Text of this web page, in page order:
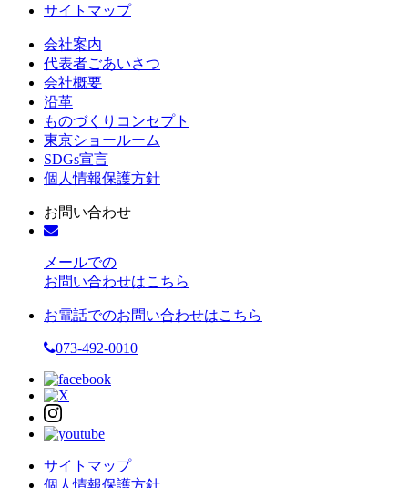
サイトマップ
会社案内
代表者ごあいさつ
会社概要
沿革
ものづくりコンセプト
東京ショールーム
SDGs宣言
個人情報保護方針
お問い合わせ
メールでの
お問い合わせはこちら
お電話でのお問い合わせはこちら
073-492-0010
サイトマップ
個人情報保護方針